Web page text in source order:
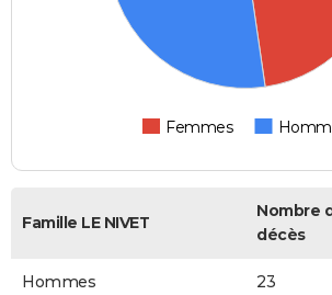
Femmes
Famille LE NIVET
Nombre
décès
Hommes 23